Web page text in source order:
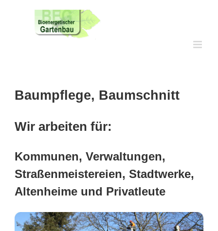
Baumpflege, Baumschnitt
Wir arbeiten für:
Kommunen, Verwaltungen,
Straßenmeistereien, Stadtwerke,
Altenheime und Privatleute